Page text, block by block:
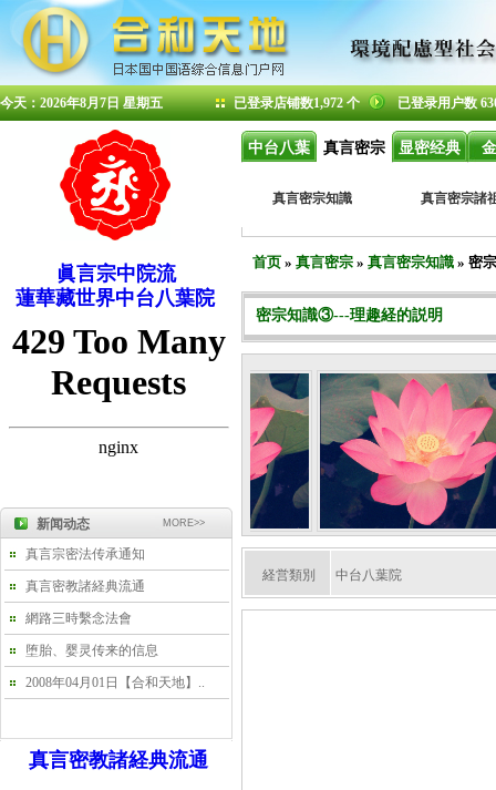
今天：2026年8月7日 星期五 已登录店铺数1,972 个 已登录用户数
中台八葉 真言密宗 显密经典
真言密宗知識 真言密宗諸
首页 » 真言密宗 » 真言密宗知識 » 密
密宗知識③---理趣経的説明
経営類別 中台八葉院
眞言宗中院流
蓮華藏世界中台八葉院
新闻动态 MORE>>
真言宗密法传承通知
真言密教諸経典流通
網路三時繫念法會
堕胎、婴灵传来的信息
2008年04月01日【合和天地】..
真言密教諸経典流通